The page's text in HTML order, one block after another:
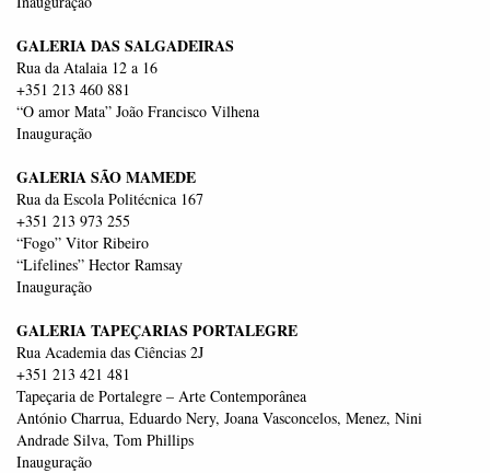
GALERIA DAS SALGADEIRAS
Rua da Atalaia 12 a 16
+351 213 460 881
“O amor Mata” João Francisco Vilhena
Inauguração
GALERIA SÃO MAMEDE
Rua da Escola Politécnica 167
+351 213 973 255
“Fogo” Vitor Ribeiro
“Lifelines” Hector Ramsay
Inauguração
GALERIA TAPEÇARIAS PORTALEGRE
Rua Academia das Ciências 2J
+351 213 421 481
Tapeçaria de Portalegre – Arte Contemporânea
António Charrua, Eduardo Nery, Joana Vasconcelos, Menez, Nini
Andrade Silva, Tom Phillips
Inauguração